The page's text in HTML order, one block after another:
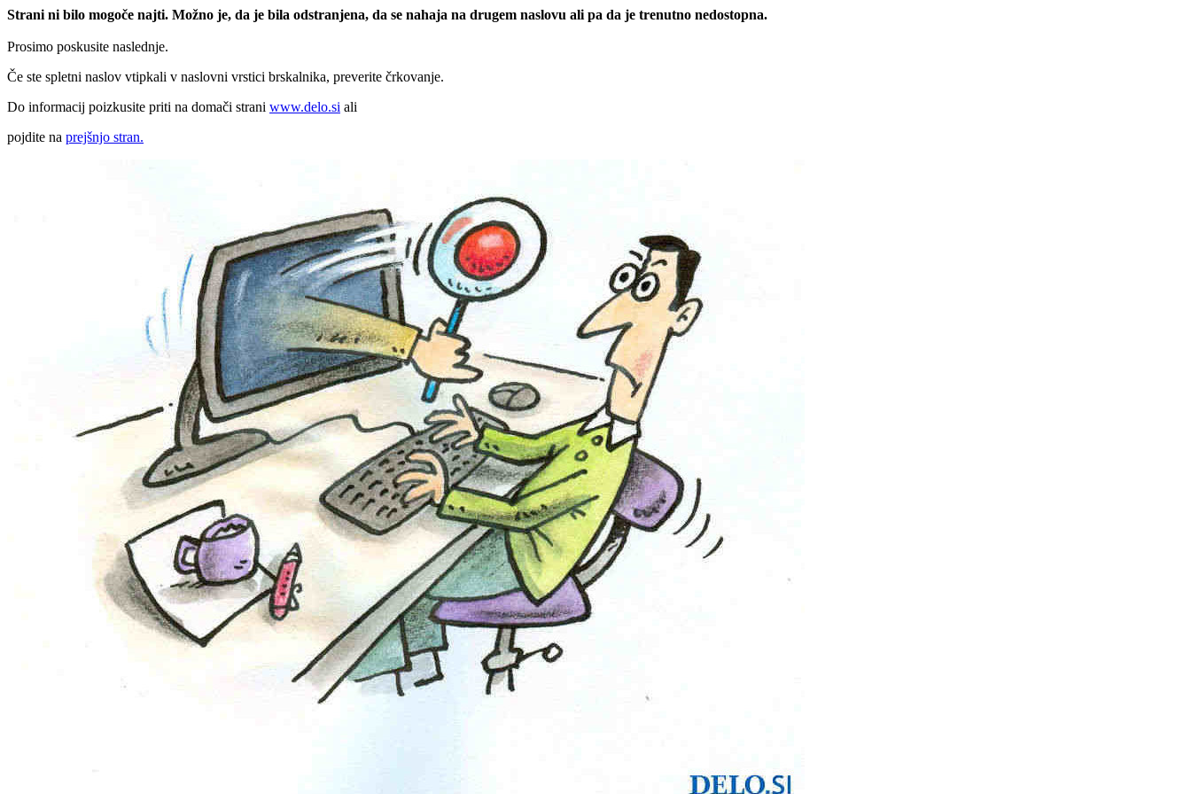
Strani ni bilo mogoče najti. Možno je, da je bila odstranjena, da se nahaja na drugem naslovu ali pa da je trenutno nedostopna.
Prosimo poskusite naslednje.
Če ste spletni naslov vtipkali v naslovni vrstici brskalnika, preverite črkovanje.
Do informacij poizkusite priti na domači strani www.delo.si ali
pojdite na prejšnjo stran.